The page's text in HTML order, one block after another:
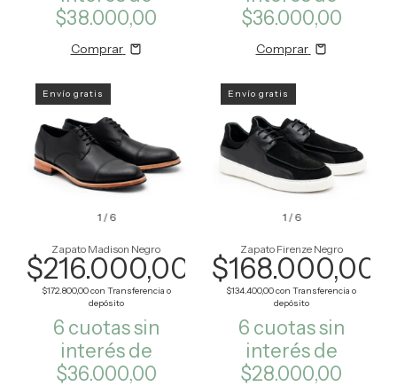
$38.000,00
Comprar
$36.000,00
Comprar
1 /6
Envío gratis
Zapato Madison Negro
$216.000,00
$172.800,00con Transferencia o
depósito
6 cuotas sin
interés de
$36.000,00
1 /6
Envío gratis
Zapato Firenze Negro
$168.000,00
$134.400,00con Transferencia o
depósito
6 cuotas sin
interés de
$28.000,00